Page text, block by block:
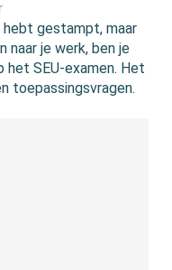
gestampt, maar
naar je werk, ben je
het SEU-examen. Het
toepassingsvragen.